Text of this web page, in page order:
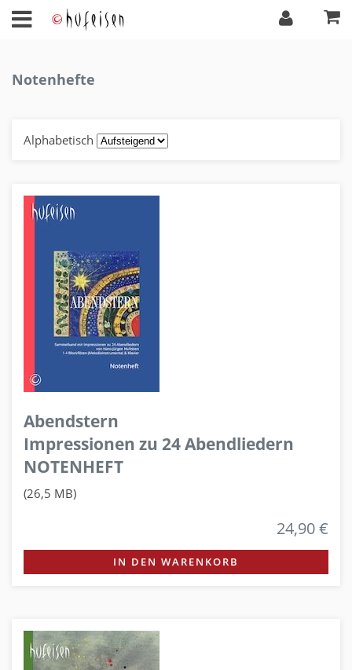
Notenhefte
Alphabetisch
Abendstern
Impressionen zu 24 Abendliedern
NOTENHEFT
(26,5 MB)
24,90 €
IN DEN WARENKORB